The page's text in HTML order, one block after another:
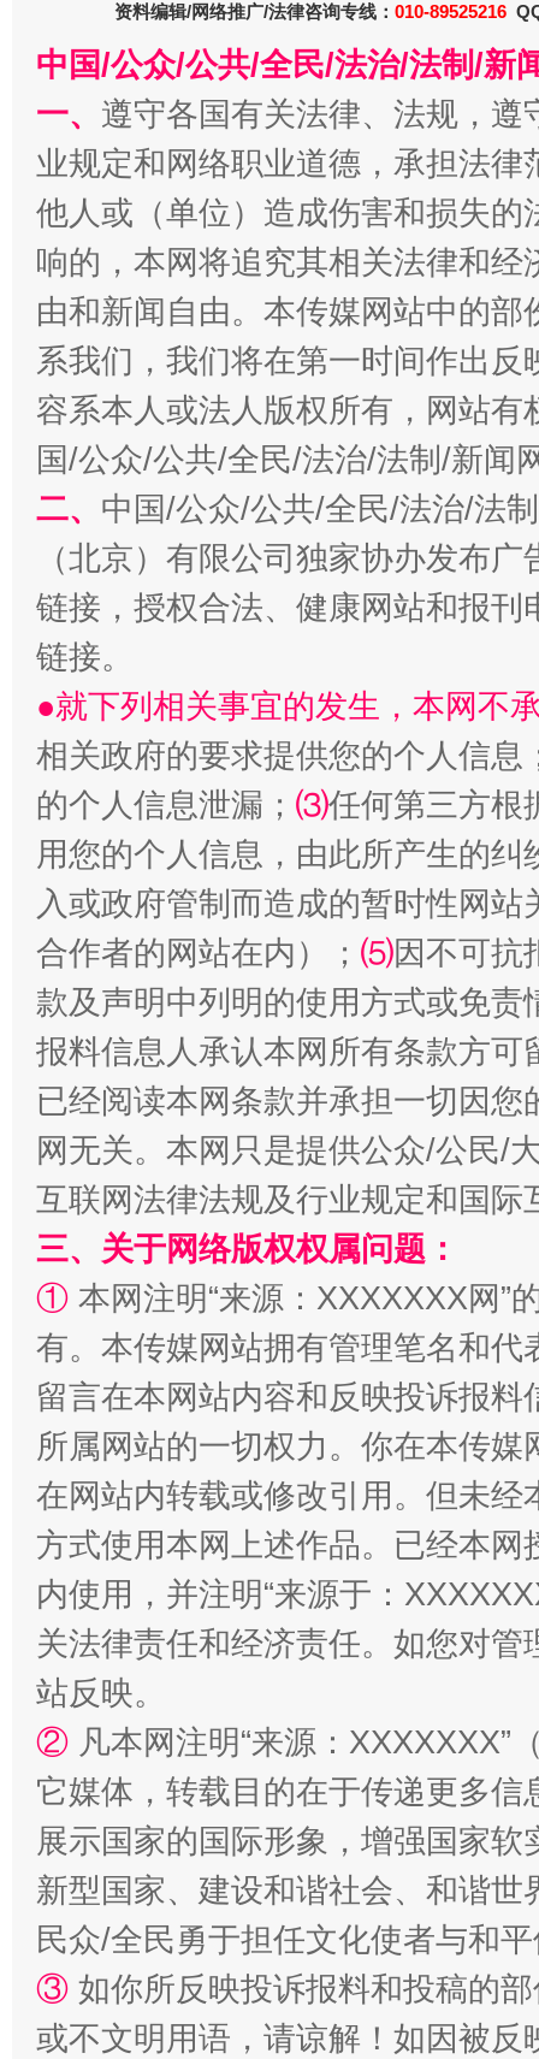
在谋一域中谋全局
今
习近平的博鳌关键词
魏明
“刷贴”乱象丛生
生
揭批美国五大"原罪" "炒
解纷+调解+退费，一次搞定
站台名比不上好声名
资料编辑/网络推广/法律咨询专线： 010-89525216
中国/公众/公共/全民/法治/法制/新
一、 遵守各国有关法律、法规，
业规定和网络职业道德，承担法
他人或（单位）造成伤害和损失
响的，本网将追究其相关法律和
由和新闻自由。本传媒网站中的
系我们，我们将在第一时间作出
容系本人或法人版权所有，网站
国/公众/公共/全民/法治/法制/新闻
二、 中国/公众/公共/全民/法治/法
（北京）有限公司独家协办发布
链接，授权合法、健康网站和报
链接。
●就下列相关事宜的发生，本网不
相关政府的要求提供您的个人信息
的个人信息泄漏； ⑶任何第三方根
用您的个人信息，由此所产生的纠
入或政府管制而造成的暂时性网
合作者的网站在内）； ⑸因不可抗
款及声明中列明的使用方式或免责
报料信息人承认本网所有条款方
已经阅读本网条款并承担一切因
网无关。本网只是提供公众/公民/
互联网法律法规及行业规定和国
三、关于网络版权权属问题：
① 本网注明“来源：XXXXXXX网”
有。本传媒网站拥有管理笔名和
留言在本网站内容和反映投诉报
所属网站的一切权力。你在本传
在网站内转载或修改引用。但未
方式使用本网上述作品。已经本
内使用，并注明“来源于：
关法律责任和经济责任。如您对
站反映。
② 凡本网注明“来源：
它媒体，转载目的在于传递更多
展示国家的国际形象，增强国家
新型国家、建设和谐社会、和谐
民众/全民勇于担任文化使者与和
③ 如你所反映投诉报料和投稿的
或不文明用语，请谅解！如因被